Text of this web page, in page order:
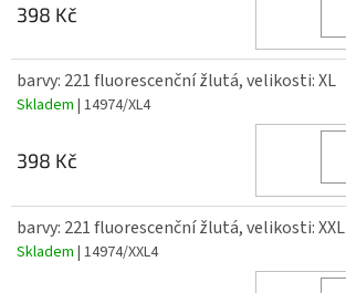
398 Kč
barvy: 221 fluorescenční žlutá, velikosti: XL
Skladem | 14974/XL4
398 Kč
barvy: 221 fluorescenční žlutá, velikosti: XXL
Skladem | 14974/XXL4